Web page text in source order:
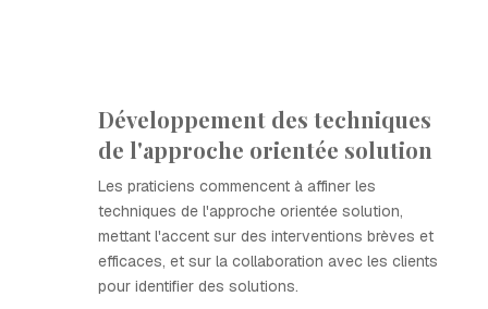
Développement des techniques
de l'approche orientée solution
Les praticiens commencent à affiner les
techniques de l'approche orientée solution,
mettant l'accent sur des interventions brèves et
efficaces, et sur la collaboration avec les clients
pour identifier des solutions.